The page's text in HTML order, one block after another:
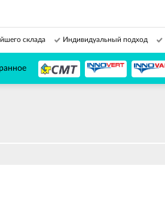
склада Индивидуальный подход